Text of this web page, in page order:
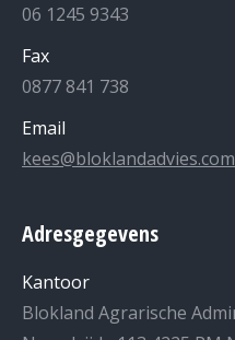
06 1245 9343
Fax
0877 841 738
Email
kees@bloklandadvies.com
Adresgegevens
Kantoor
Blokland Agrarische